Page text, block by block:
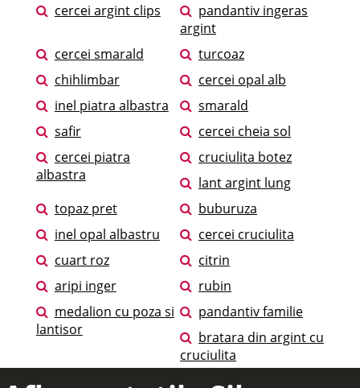
cercei argint clips
pandantiv ingeras
argint
cercei smarald
turcoaz
chihlimbar
cercei opal alb
inel piatra albastra
smarald
safir
cercei cheia sol
cercei piatra
albastra
cruciulita botez
lant argint lung
topaz pret
buburuza
inel opal albastru
cercei cruciulita
cuart roz
citrin
aripi inger
rubin
medalion cu poza si
lantisor
pandantiv familie
bratara din argint cu
cruciulita